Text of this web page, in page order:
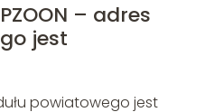
– adres
jest
powiatowego jest